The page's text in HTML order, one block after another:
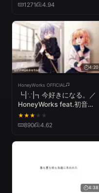
1271 4.94
4:20
HoneyWorks OFFICIAL
┗|∵|┓今好きになる。／
HoneyWorks feat.初音ミ
ク
★★★ ★ ★
890 4.62
4:38